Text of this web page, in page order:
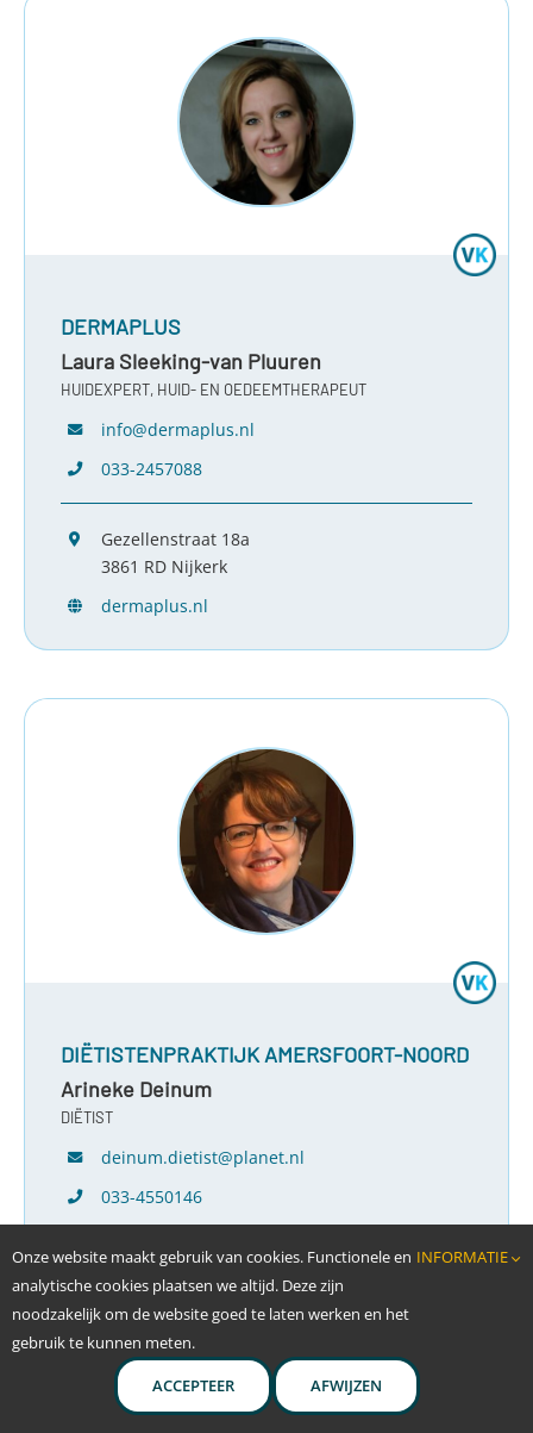
DERMAPLUS
Laura Sleeking-van Pluuren
HUIDEXPERT, HUID- EN OEDEEMTHERAPEUT
info@dermaplus.nl
033-2457088
Gezellenstraat 18a
3861 RD Nijkerk
dermaplus.nl
DIËTISTENPRAKTIJK AMERSFOORT-NOORD
Arineke Deinum
DIËTIST
deinum.dietist@planet.nl
033-4550146
Hof der Gedachten 11
3823 WB Amersfoort
dietistenamersfoort-noord.nl
Onze website maakt gebruik van cookies. Functionele en
analytische cookies plaatsen we altijd. Deze zijn
noodzakelijk om de website goed te laten werken en het
gebruik te kunnen meten.
INFORMATIE
ACCEPTEER AFWIJZEN